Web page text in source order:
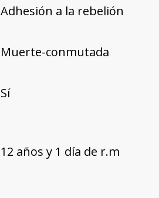
Adhesión a la rebelión
Muerte-conmutada
Sí
12 años y 1 día de r.m